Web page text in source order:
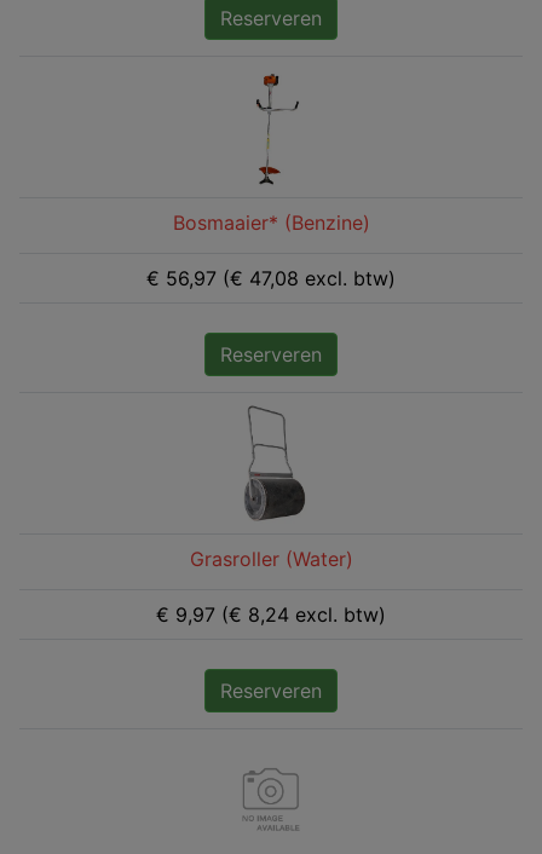
Reserveren
Bosmaaier* (Benzine)
€ 56,97 (€ 47,08 excl. btw)
Reserveren
Grasroller (Water)
€ 9,97 (€ 8,24 excl. btw)
Reserveren